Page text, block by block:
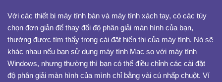
Với các thiết bị máy tính bàn và máy tính xách tay, có các tùy
chọn đơn giản để thay đổi độ phân giải màn hình của bạn,
thường được tìm thấy trong cài đặt hiển thị của máy tính. Nó sẽ
khác nhau nếu bạn sử dụng máy tính Mac so với máy tính
Windows, nhưng thường thì bạn có thể điều chỉnh các cài đặt
độ phân giải màn hình của mình chỉ bằng vài cú nhấp chuột. Ví